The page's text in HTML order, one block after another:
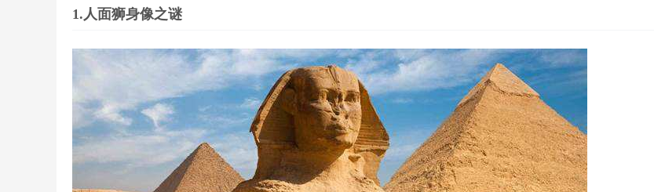
1.人面狮身像之谜